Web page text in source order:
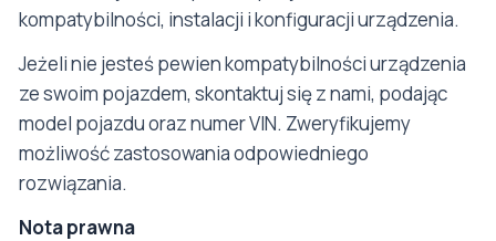
kompatybilności, instalacji i konfiguracji urządzenia.
Jeżeli nie jesteś pewien kompatybilności urządzenia
ze swoim pojazdem, skontaktuj się z nami, podając
model pojazdu oraz numer VIN. Zweryfikujemy
możliwość zastosowania odpowiedniego
rozwiązania.
Nota prawna